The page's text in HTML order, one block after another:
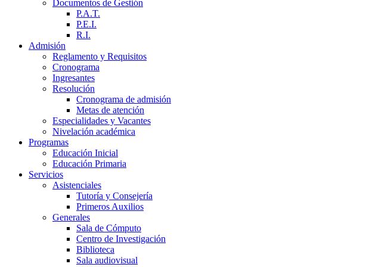
Documentos de Gestión
P.A.T.
P.E.I.
R.I.
Admisión
Reglamento y Requisitos
Cronograma
Ingresantes
Resolución
Cronograma de admisión
Metas de atención
Especialidades y Vacantes
Nivelación académica
Programas
Educación Inicial
Educación Primaria
Servicios
Asistenciales
Tutoría y Consejería
Primeros Auxilios
Generales
Sala de Cómputo
Centro de Investigación
Biblioteca
Sala audiovisual